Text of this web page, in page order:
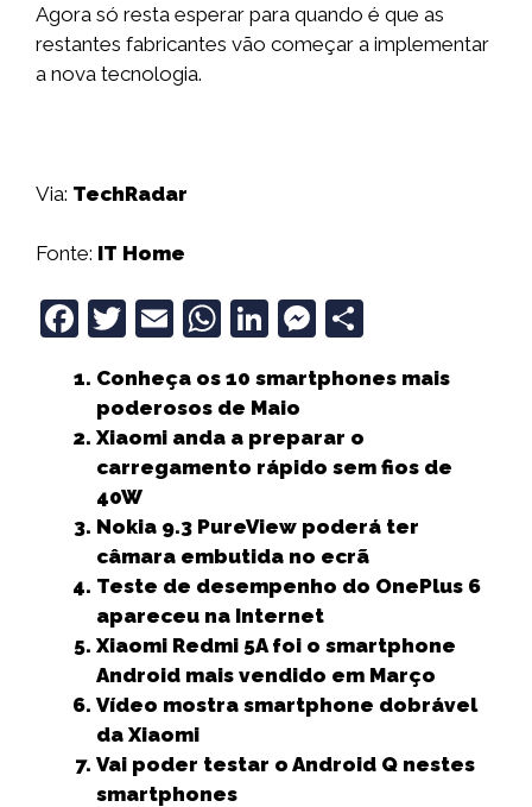
Agora só resta esperar para quando é que as
restantes fabricantes vão começar a implementar
a nova tecnologia.
Via: TechRadar
Fonte: IT Home
F
c
e
b
o
o
k
T
it
t
e
r
E
ai
l
W
a
ts
A
p
Li
k
e
dI
M
ss
e
n
g
e
r
a
e
Conheça os 10 smartphones mais
poderosos de Maio
Xiaomi anda a preparar o
carregamento rápido sem fios de
40W
Nokia 9.3 PureView poderá ter
câmara embutida no ecrã
Teste de desempenho do OnePlus 6
apareceu na Internet
Xiaomi Redmi 5A foi o smartphone
Android mais vendido em Março
Vídeo mostra smartphone dobrável
da Xiaomi
Vai poder testar o Android Q nestes
smartphones